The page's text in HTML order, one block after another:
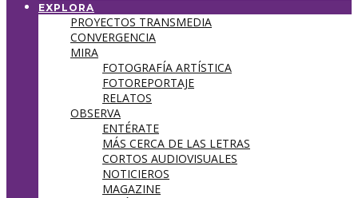
EXPLORA
PROYECTOS TRANSMEDIA
CONVERGENCIA
MIRA
FOTOGRAFÍA ARTÍSTICA
FOTOREPORTAJE
RELATOS
OBSERVA
ENTÉRATE
MÁS CERCA DE LAS LETRAS
CORTOS AUDIOVISUALES
NOTICIEROS
MAGAZINE